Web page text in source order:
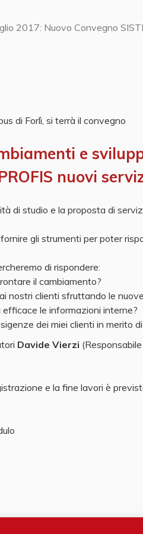
2017: Nuovo Convegno
di Forlì, si terrà il convegno
e
nuovi
di studio e la proposta di
gli strumenti per poter
di rispondere:
il cambiamento?
nostri clienti sfruttando le
le informazioni interne?
dei miei clienti in merito
Davide Vierzi
e la fine lavori è